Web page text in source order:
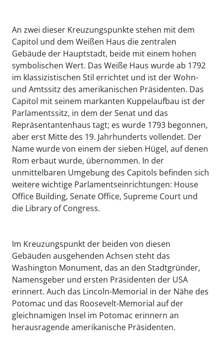
An zwei dieser Kreuzungspunkte stehen mit dem
Capitol und dem Weißen Haus die zentralen
Gebäude der Hauptstadt, beide mit einem hohen
symbolischen Wert. Das Weiße Haus wurde ab 1792
im klassizistischen Stil errichtet und ist der Wohn-
und Amtssitz des amerikanischen Präsidenten. Das
Capitol mit seinem markanten Kuppelaufbau ist der
Parlamentssitz, in dem der Senat und das
Repräsentantenhaus tagt; es wurde 1793 begonnen,
aber erst Mitte des 19. Jahrhunderts vollendet. Der
Name wurde von einem der sieben Hügel, auf denen
Rom erbaut wurde, übernommen. In der
unmittelbaren Umgebung des Capitols befinden sich
weitere wichtige Parlamentseinrichtungen: House
Office Building, Senate Office, Supreme Court und
die Library of Congress.
Im Kreuzungspunkt der beiden von diesen
Gebäuden ausgehenden Achsen steht das
Washington Monument, das an den Stadtgründer,
Namensgeber und ersten Präsidenten der USA
erinnert. Auch das Lincoln-Memorial in der Nähe des
Potomac und das Roosevelt-Memorial auf der
gleichnamigen Insel im Potomac erinnern an
herausragende amerikanische Präsidenten.